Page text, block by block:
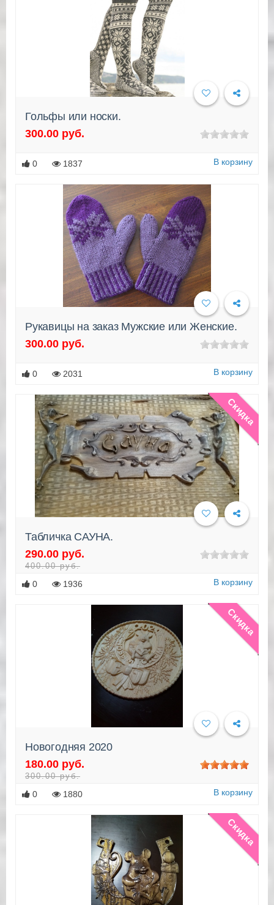
Гольфы или носки.
300.00 руб.
0 1837 В корзину
Рукавицы на заказ Мужские или Женские.
300.00 руб.
0 2031 В корзину
Скидка
Табличка САУНА.
290.00 руб.
400.00 руб.
0 1936 В корзину
Скидка
Новогодняя 2020
180.00 руб.
300.00 руб.
0 1880 В корзину
Скидка